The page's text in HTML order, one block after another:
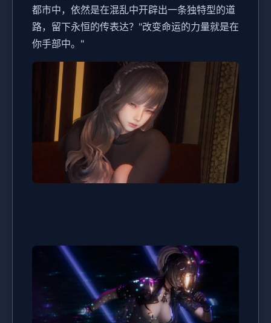
都市中，依然是在混乱中开辟出一条独特型的道
路，留下永恒的传表达？"改变命运的力量就是在
你手部中。"